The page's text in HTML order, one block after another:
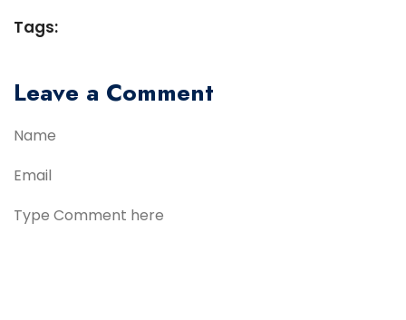
Tags:
Leave a Comment